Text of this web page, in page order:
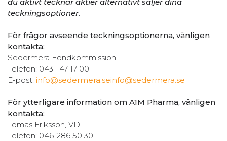
teckningsoptioner.
För frågor avseende teckningsoptionerna, vänligen
kontakta:
Sedermera Fondkommission
Telefon: 0431-47 17 00
E-post: info@sedermera.seinfo@sedermera.se
För ytterligare information om A1M Pharma, vänligen
kontakta:
Tomas Eriksson, VD
Telefon: 046-286 50 30